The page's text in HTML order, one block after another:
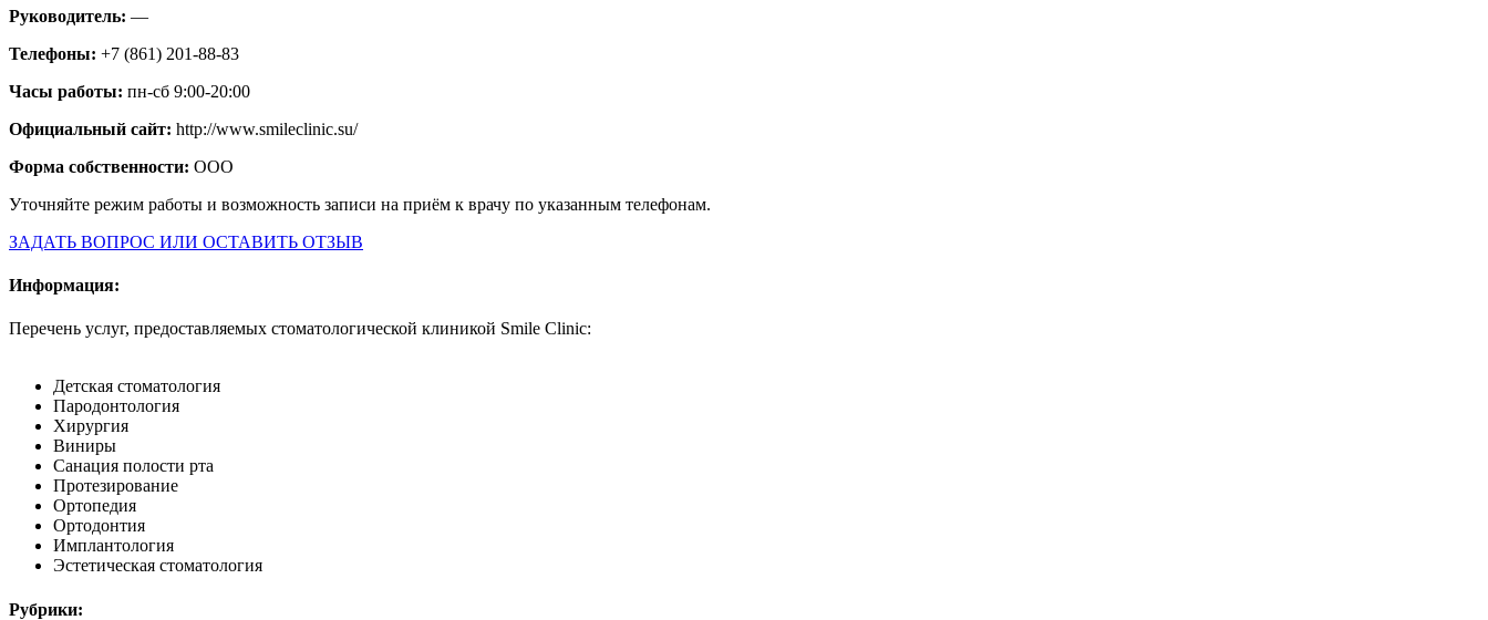
Руководитель: —
Телефоны: +7 (861) 201-88-83
Часы работы: пн-сб 9:00-20:00
Официальный сайт: http://www.smileclinic.su/
Форма собственности: ООО
Уточняйте режим работы и возможность записи на приём к врачу по указанным телефонам.
ЗАДАТЬ ВОПРОС ИЛИ ОСТАВИТЬ ОТЗЫВ
Информация:
Перечень услуг, предоставляемых стоматологической клиникой Smile Clinic:
Детская стоматология
Пародонтология
Хирургия
Виниры
Санация полости рта
Протезирование
Ортопедия
Ортодонтия
Имплантология
Эстетическая стоматология
Рубрики: